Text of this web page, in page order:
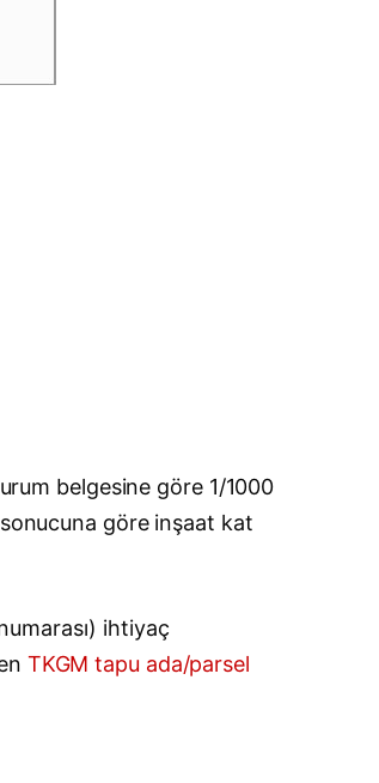
belgesine göre 1/1000
sonucuna göre inşaat kat
ihtiyaç
TKGM tapu ada/parsel